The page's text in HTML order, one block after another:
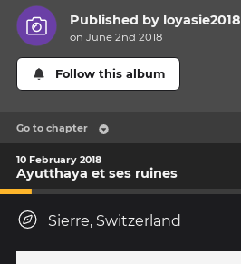
Published by loyasie2018
on June 2nd 2018
Follow this album
Go to chapter
10 February 2018
Ayutthaya et ses ruines
Sierre, Switzerland